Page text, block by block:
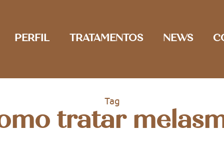
PERFIL TRATAMENTOS NEWS
Tag
tratar